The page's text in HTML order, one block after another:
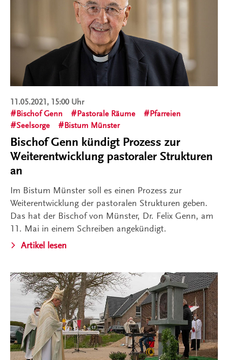
11.05.2021, 15:00 Uhr
Bischof Genn
Pastorale Räume
Pfarreien
Seelsorge
Bistum Münster
Bischof Genn kündigt Prozess zur
Weiterentwicklung pastoraler Strukturen
an
Im Bistum Münster soll es einen Prozess zur
Weiterentwicklung der pastoralen Strukturen geben.
Das hat der Bischof von Münster, Dr. Felix Genn, am
11. Mai in einem Schreiben angekündigt.
Artikel lesen